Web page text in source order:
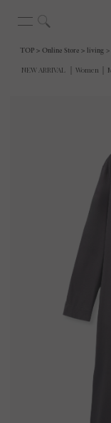
TOP Online Store living